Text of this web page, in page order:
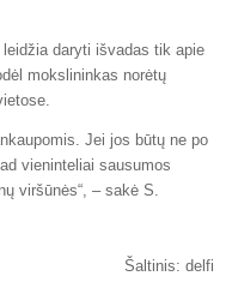
daryti išvadas tik apie
mokslininkas norėtų
Jei jos būtų ne po
vieninteliai sausumos
viršūnės“, – sakė S.
Šaltinis: delfi